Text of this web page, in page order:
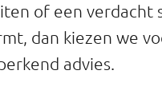
of een verdacht
dan kiezen we
advies.